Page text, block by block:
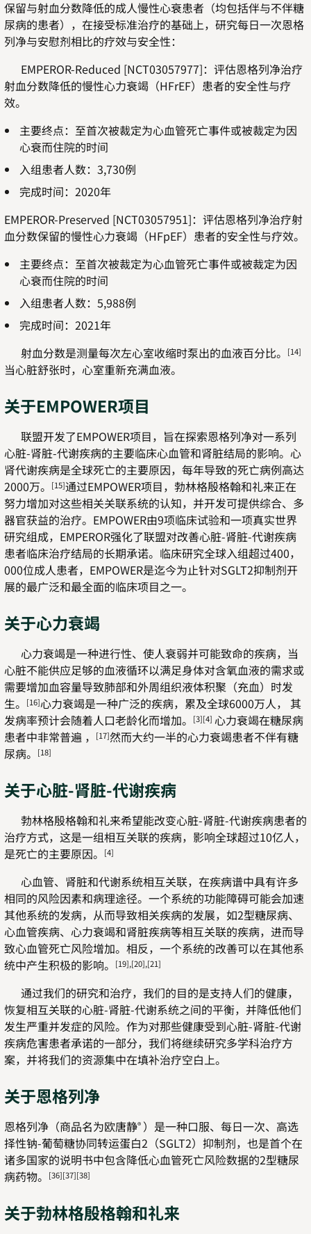
保留与射血分数降低的成人慢性心衰患者（均包括伴与不伴糖
尿病的患者），在接受标准治疗的基础上，研究每日一次恩格
列净与安慰剂相比的疗效与安全性：
EMPEROR-Reduced [NCT03057977]：评估恩格列净治疗
射血分数降低的慢性心力衰竭（HFrEF）患者的安全性与疗
效。
主要终点：至首次被裁定为心血管死亡事件或被裁定为因
心衰而住院的时间
入组患者人数：3,730例
完成时间：2020年
EMPEROR-Preserved [NCT03057951]：评估恩格列净治疗射
血分数保留的慢性心力衰竭（HFpEF）患者的安全性与疗效。
主要终点：至首次被裁定为心血管死亡事件或被裁定为因
心衰而住院的时间
入组患者人数：5,988例
完成时间：2021年
射血分数是测量每次左心室收缩时泵出的血液百分比。
[14]
当心脏舒张时，心室重新充满血液。
关于EMPOWER项目
联盟开发了EMPOWER项目，旨在探索恩格列净对一系列
心脏-肾脏-代谢疾病的主要临床心血管和肾脏结局的影响。心
肾代谢疾病是全球死亡的主要原因，每年导致的死亡病例高达
2000万。
[15]通过EMPOWER项目，勃林格殷格翰和礼来正在
努力增加对这些相关关联系统的认知，并开发可提供综合、多
器官获益的治疗。EMPOWER由9项临床试验和一项真实世界
研究组成，EMPEROR强化了联盟对改善心脏-肾脏-代谢疾病
患者临床治疗结局的长期承诺。临床研究全球入组超过400，
000位成人患者，EMPOWER是迄今为止针对SGLT2抑制剂开
展的最广泛和最全面的临床项目之一。
关于心力衰竭
心力衰竭是一种进行性、使人衰弱并可能致命的疾病，当
心脏不能供应足够的血液循环以满足身体对含氧血液的需求或
需要增加血容量导致肺部和外周组织液体积聚（充血）时发
生。
[16]心力衰竭是一种广泛的疾病，累及全球6000万人， 其
发病率预计会随着人口老龄化而增加。
[3][4] 心力衰竭在糖尿病
患者中非常普遍 ，
[17]然而大约一半的心力衰竭患者不伴有糖
尿病。
[18]
关于心脏-肾脏-代谢疾病
勃林格殷格翰和礼来希望能改变心脏-肾脏-代谢疾病患者的
治疗方式，这是一组相互关联的疾病，影响全球超过10亿人，
是死亡的主要原因。
[4]
心血管、肾脏和代谢系统相互关联，在疾病谱中具有许多
相同的风险因素和病理途径。一个系统的功能障碍可能会加速
其他系统的发病，从而导致相关疾病的发展，如2型糖尿病、
心血管疾病、心力衰竭和肾脏疾病等相互关联的疾病，进而导
致心血管死亡风险增加。相反，一个系统的改善可以在其他系
统中产生积极的影响。
[19],[20],[21]
通过我们的研究和治疗，我们的目的是支持人们的健康，
恢复相互关联的心脏-肾脏-代谢系统之间的平衡，并降低他们
发生严重并发症的风险。作为对那些健康受到心脏-肾脏-代谢
疾病危害患者承诺的一部分，我们将继续研究多学科治疗方
案，并将我们的资源集中在填补治疗空白上。
关于恩格列净
恩格列净（商品名为欧唐静® ）是一种口服、每日一次、高选
择性钠-葡萄糖协同转运蛋白2（SGLT2）抑制剂，也是首个在
诸多国家的说明书中包含降低心血管死亡风险数据的2型糖尿
病药物。
[36][37][38]
关于勃林格殷格翰和礼来